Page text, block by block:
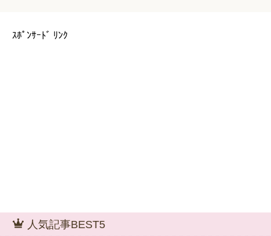
ｽﾎﾟﾝｻｰﾄﾞ ﾘﾝｸ
人気記事BEST5